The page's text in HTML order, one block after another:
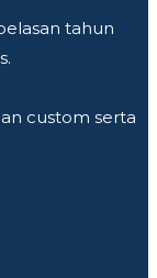
tahun
custom serta